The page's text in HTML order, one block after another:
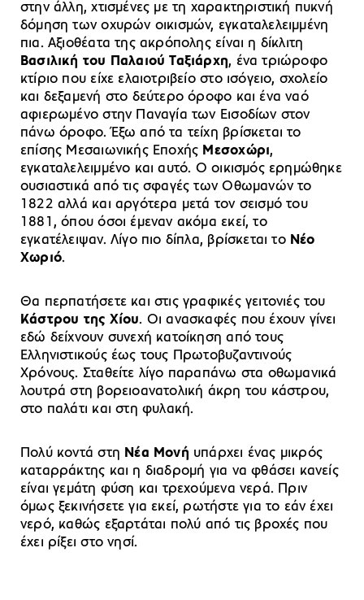
στην άλλη, χτισμένες με τη χαρακτηριστική πυκνή
δόμηση των οχυρών οικισμών, εγκαταλελειμμένη
πια. Αξιοθέατα της ακρόπολης είναι η δίκλιτη
Βασιλική του Παλαιού Ταξιάρχη, ένα τριώροφο
κτίριο που είχε ελαιοτριβείο στο ισόγειο, σχολείο
και δεξαμενή στο δεύτερο όροφο και ένα ναό
αφιερωμένο στην Παναγία των Εισοδίων στον
πάνω όροφο. Έξω από τα τείχη βρίσκεται το
επίσης Μεσαιωνικής Εποχής Μεσοχώρι,
εγκαταλελειμμένο και αυτό. Ο οικισμός ερημώθηκε
ουσιαστικά από τις σφαγές των Οθωμανών το
1822 αλλά και αργότερα μετά τον σεισμό του
1881, όπου όσοι έμεναν ακόμα εκεί, το
εγκατέλειψαν. Λίγο πιο δίπλα, βρίσκεται το Νέο
Χωριό.
Θα περπατήσετε και στις γραφικές γειτονιές του
Κάστρου της Χίου. Οι ανασκαφές που έχουν γίνει
εδώ δείχνουν συνεχή κατοίκηση από τους
Ελληνιστικούς έως τους Πρωτοβυζαντινούς
Χρόνους. Σταθείτε λίγο παραπάνω στα οθωμανικά
λουτρά στη βορειοανατολική άκρη του κάστρου,
στο παλάτι και στη φυλακή.
Πολύ κοντά στη Νέα Μονή υπάρχει ένας μικρός
καταρράκτης και η διαδρομή για να φθάσει κανείς
είναι γεμάτη φύση και τρεχούμενα νερά. Πριν
όμως ξεκινήσετε για εκεί, ρωτήστε για το εάν έχει
νερό, καθώς εξαρτάται πολύ από τις βροχές που
έχει ρίξει στο νησί.